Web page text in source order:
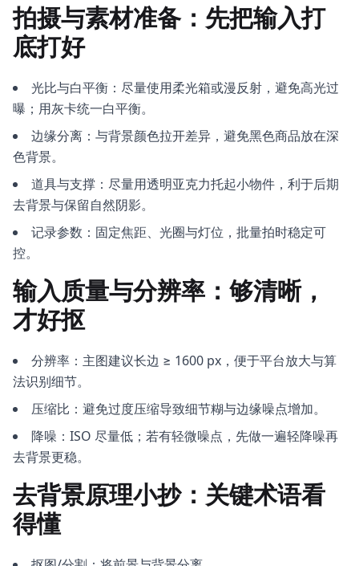
拍摄与素材准备：先把输入打
底打好
光比与白平衡：尽量使用柔光箱或漫反射，避免高光过
曝；用灰卡统一白平衡。
边缘分离：与背景颜色拉开差异，避免黑色商品放在深
色背景。
道具与支撑：尽量用透明亚克力托起小物件，利于后期
去背景与保留自然阴影。
记录参数：固定焦距、光圈与灯位，批量拍时稳定可
控。
输入质量与分辨率：够清晰，
才好抠
分辨率：主图建议长边 ≥ 1600 px，便于平台放大与算
法识别细节。
压缩比：避免过度压缩导致细节糊与边缘噪点增加。
降噪：ISO 尽量低；若有轻微噪点，先做一遍轻降噪再
去背景更稳。
去背景原理小抄：关键术语看
得懂